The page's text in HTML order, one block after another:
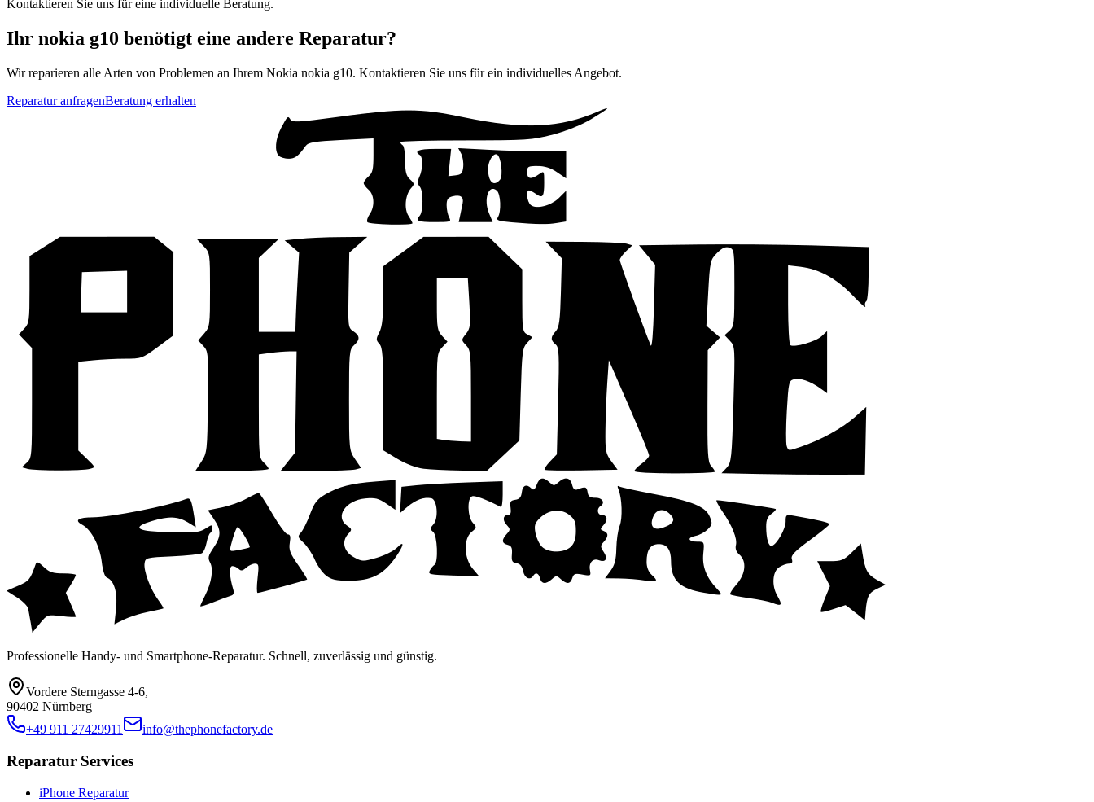
Kontaktieren Sie uns für eine individuelle Beratung.
Ihr nokia g10 benötigt eine andere Reparatur?
Wir reparieren alle Arten von Problemen an Ihrem Nokia nokia g10. Kontaktieren Sie uns für ein individuelles Angebot.
Reparatur anfragenBeratung erhalten
Professionelle Handy- und Smartphone-Reparatur. Schnell, zuverlässig und günstig.
Vordere Sterngasse 4-6,
90402 Nürnberg
+49 911 27429911
info@thephonefactory.de
Reparatur Services
iPhone Reparatur